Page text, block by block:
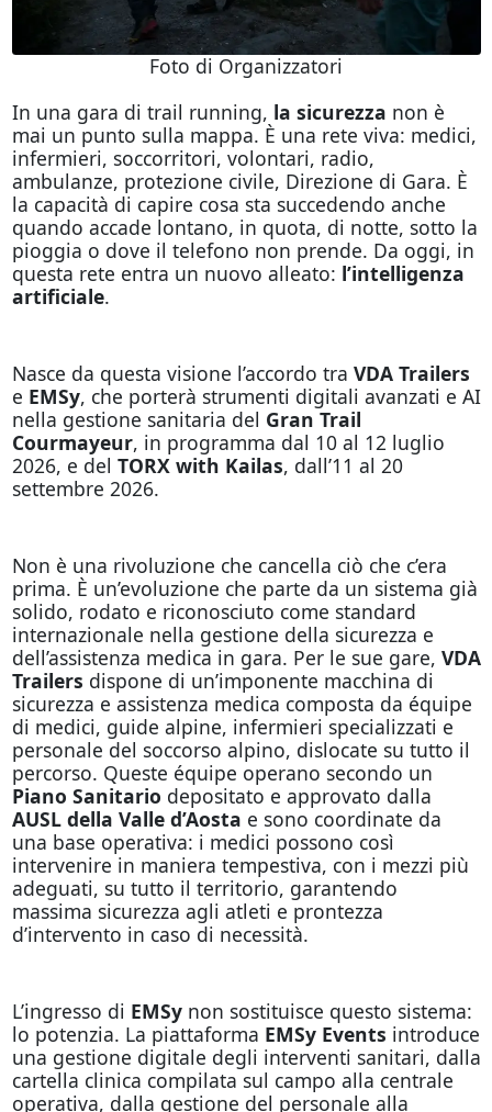
Foto di Organizzatori
In una gara di trail running, la sicurezza non è
mai un punto sulla mappa. È una rete viva: medici,
infermieri, soccorritori, volontari, radio,
ambulanze, protezione civile, Direzione di Gara. È
la capacità di capire cosa sta succedendo anche
quando accade lontano, in quota, di notte, sotto la
pioggia o dove il telefono non prende. Da oggi, in
questa rete entra un nuovo alleato: l’intelligenza
artificiale.
Nasce da questa visione l’accordo tra VDA Trailers
e EMSy, che porterà strumenti digitali avanzati e AI
nella gestione sanitaria del Gran Trail
Courmayeur, in programma dal 10 al 12 luglio
2026, e del TORX with Kailas, dall’11 al 20
settembre 2026.
Non è una rivoluzione che cancella ciò che c’era
prima. È un’evoluzione che parte da un sistema già
solido, rodato e riconosciuto come standard
internazionale nella gestione della sicurezza e
dell’assistenza medica in gara. Per le sue gare, VDA
Trailers dispone di un’imponente macchina di
sicurezza e assistenza medica composta da équipe
di medici, guide alpine, infermieri specializzati e
personale del soccorso alpino, dislocate su tutto il
percorso. Queste équipe operano secondo un
Piano Sanitario depositato e approvato dalla
AUSL della Valle d’Aosta e sono coordinate da
una base operativa: i medici possono così
intervenire in maniera tempestiva, con i mezzi più
adeguati, su tutto il territorio, garantendo
massima sicurezza agli atleti e prontezza
d’intervento in caso di necessità.
L’ingresso di EMSynon sostituisce questo sistema:
lo potenzia. La piattaforma EMSy Events introduce
una gestione digitale degli interventi sanitari, dalla
cartella clinica compilata sul campo alla centrale
operativa, dalla gestione del personale alla